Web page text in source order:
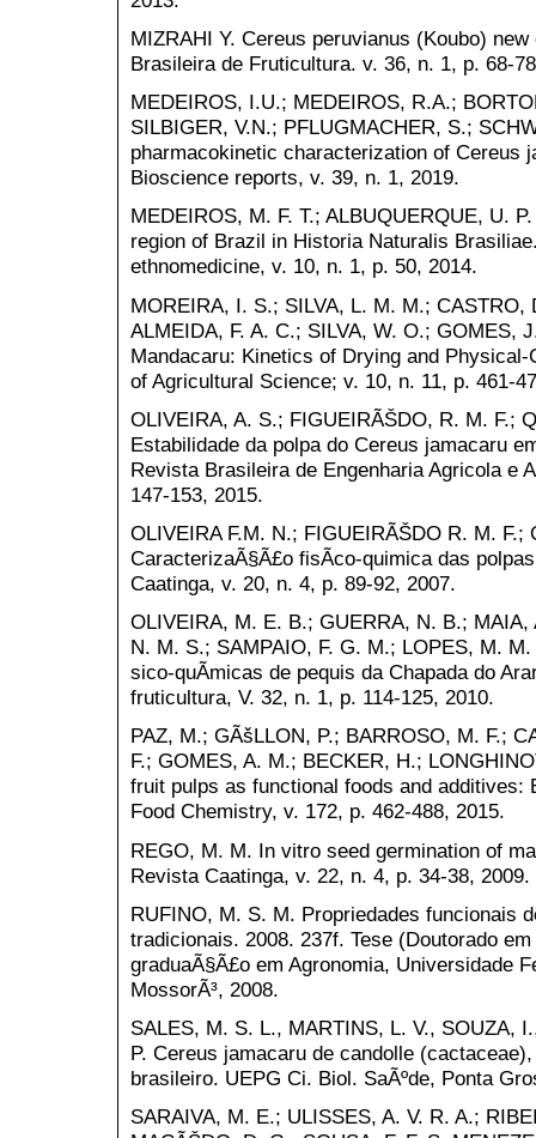
MIZRAHI Y. Cereus peruvianus (Koubo)
Brasileira de Fruticultura. v. 36, n. 1, p. 68-
MEDEIROS, I.U.; MEDEIROS, R.A.;
SILBIGER, V.N.; PFLUGMACHER, S.;
pharmacokinetic characterization of Cereus
Bioscience reports, v. 39, n. 1, 2019.
MEDEIROS, M. F. T.; ALBUQUERQUE, U.
region of Brazil in Historia Naturalis
ethnomedicine, v. 10, n. 1, p. 50, 2014.
MOREIRA, I. S.; SILVA, L. M. M.;
ALMEIDA, F. A. C.; SILVA, W. O.; GOMES,
Mandacaru: Kinetics of Drying and
of Agricultural Science; v. 10, n. 11, p. 461-
OLIVEIRA, A. S.; FIGUEIRÃŠDO, R. M. F.;
Estabilidade da polpa do Cereus jamacaru
Revista Brasileira de Engenharia Agricola e
147-153, 2015.
OLIVEIRA F.M. N.; FIGUEIRÃŠDO R. M.
CaracterizaÃ§Ã£o fisÃ­co-quimica das
Caatinga, v. 20, n. 4, p. 89-92, 2007.
OLIVEIRA, M. E. B.; GUERRA, N. B.;
N. M. S.; SAMPAIO, F. G. M.; LOPES, M.
sico-quÃ­micas de pequis da Chapada do
fruticultura, V. 32, n. 1, p. 114-125, 2010.
PAZ, M.; GÃšLLON, P.; BARROSO, M. F.;
F.; GOMES, A. M.; BECKER, H.;
fruit pulps as functional foods and additives:
Food Chemistry, v. 172, p. 462-488, 2015.
REGO, M. M. In vitro seed germination of
Revista Caatinga, v. 22, n. 4, p. 34-38, 2009.
RUFINO, M. S. M. Propriedades funcionais
tradicionais. 2008. 237f. Tese (Doutorado
graduaÃ§Ã£o em Agronomia, Universidade
MossorÃ³, 2008.
SALES, M. S. L., MARTINS, L. V., SOUZA,
P. Cereus jamacaru de candolle
brasileiro. UEPG Ci. Biol. SaÃºde, Ponta
SARAIVA, M. E.; ULISSES, A. V. R. A.;